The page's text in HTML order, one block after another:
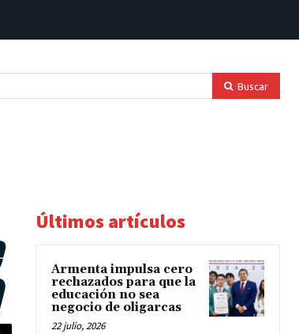
Buscar
Últimos artículos
Armenta impulsa cero
rechazados para que la
educación no sea
negocio de oligarcas
22 julio, 2026